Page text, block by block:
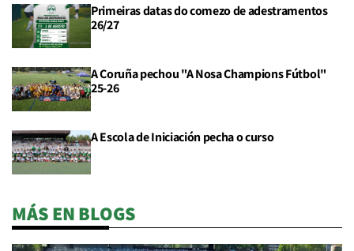
Primeiras datas do comezo de adestramentos
26/27
A Coruña pechou "A Nosa Champions Fútbol"
25-26
A Escola de Iniciación pecha o curso
MÁS EN BLOGS